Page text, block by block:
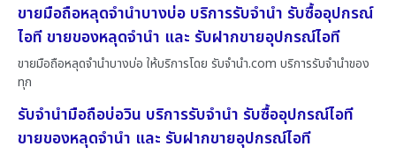
ขายมือถือหลุดจำนำบางบ่อ บริการรับจำนำ รับซื้ออุปกรณ์
ไอที ขายของหลุดจำนำ และ รับฝากขายอุปกรณ์ไอที
ขายมือถือหลุดจำนำบางบ่อ ให้บริการโดย รับจํานํา.com บริการรับจำนำของ
ทุก
รับจำนำมือถือบ่อวิน บริการรับจำนำ รับซื้ออุปกรณ์ไอที
ขายของหลุดจำนำ และ รับฝากขายอุปกรณ์ไอที